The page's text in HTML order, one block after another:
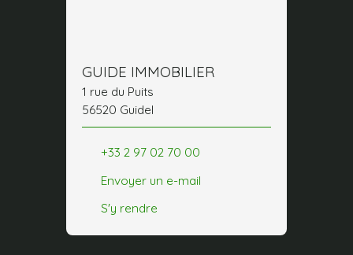
GUIDE IMMOBILIER
1 rue du Puits
56520 Guidel
+33 2 97 02 70 00
Envoyer un e-mail
S'y rendre